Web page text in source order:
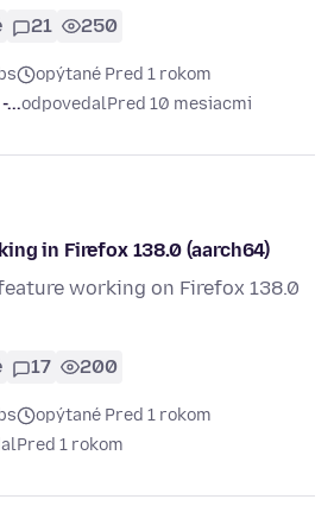
21 250
opýtané Pred 1 rokom
...odpovedalPred 10 mesiacmi
in Firefox 138.0 (aarch64)
working on Firefox 138.0
17 200
opýtané Pred 1 rokom
Pred 1 rokom